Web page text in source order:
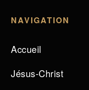
NAVIGATION
Accueil
Jésus-Christ